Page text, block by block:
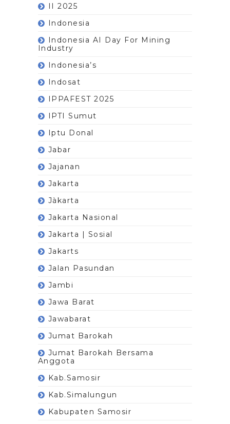
II 2025
Indonesia
Indonesia AI Day For Mining
Industry
Indonesia’s
Indosat
IPPAFEST 2025
IPTI Sumut
Iptu Donal
Jabar
Jajanan
Jakarta
Jàkarta
Jakarta Nasional
Jakarta | Sosial
Jakarts
Jalan Pasundan
Jambi
Jawa Barat
Jawabarat
Jumat Barokah
Jumat Barokah Bersama
Anggota
Kab.Samosir
Kab.Simalungun
Kabupaten Samosir